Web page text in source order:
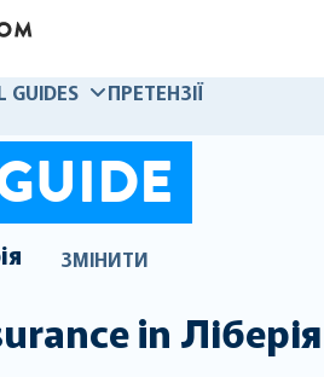
GUIDES ПРЕТЕНЗІЇ
ЗМІНИТИ
in Ліберія